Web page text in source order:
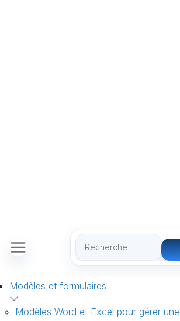
Modèles et formulaires
Modèles Word et Excel pour gérer